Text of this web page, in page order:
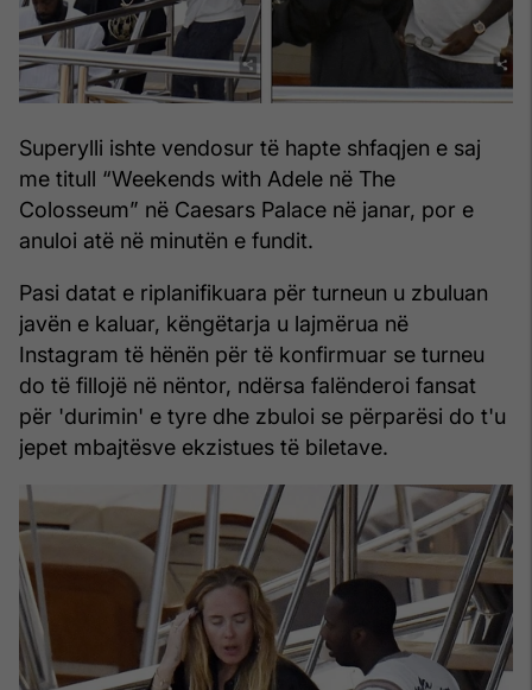
Superylli ishte vendosur të hapte shfaqjen e saj
me titull “Weekends with Adele në The
Colosseum” në Caesars Palace në janar, por e
anuloi atë në minutën e fundit.
Pasi datat e riplanifikuara për turneun u zbuluan
javën e kaluar, këngëtarja u lajmërua në
Instagram të hënën për të konfirmuar se turneu
do të fillojë në nëntor, ndërsa falënderoi fansat
për 'durimin' e tyre dhe zbuloi se përparësi do t'u
jepet mbajtësve ekzistues të biletave.